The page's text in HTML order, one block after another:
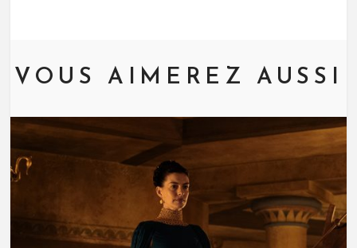
VOUS AIMEREZ AUSSI